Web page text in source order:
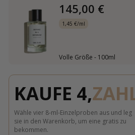
145,00 €
1,45 €/ml
Volle Größe - 100ml
KAUFE 4,
Wähle vier 8-ml-Einzelproben aus und leg
sie in den Warenkorb, um eine gratis zu
bekommen.